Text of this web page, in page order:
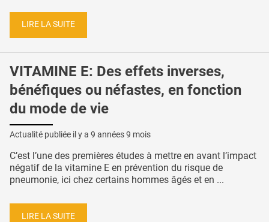
LIRE LA SUITE
VITAMINE E: Des effets inverses,
bénéfiques ou néfastes, en fonction
du mode de vie
Actualité publiée il y a 9 années 9 mois
C’est l’une des premières études à mettre en avant l’impact
négatif de la vitamine E en prévention du risque de
pneumonie, ici chez certains hommes âgés et en ...
LIRE LA SUITE